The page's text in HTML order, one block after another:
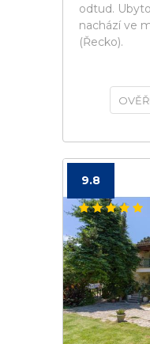
odtud.
nachází ve
(Řecko).
9.8